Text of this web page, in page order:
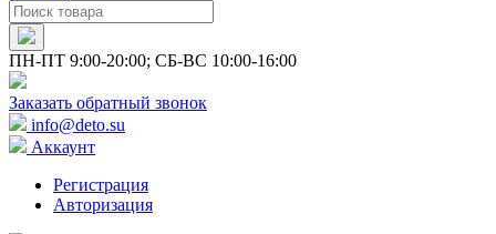
ПН-ПТ 9:00-20:00; СБ-ВС 10:00-16:00
Заказать обратный звонок
info@deto.su
Аккаунт
Регистрация
Авторизация